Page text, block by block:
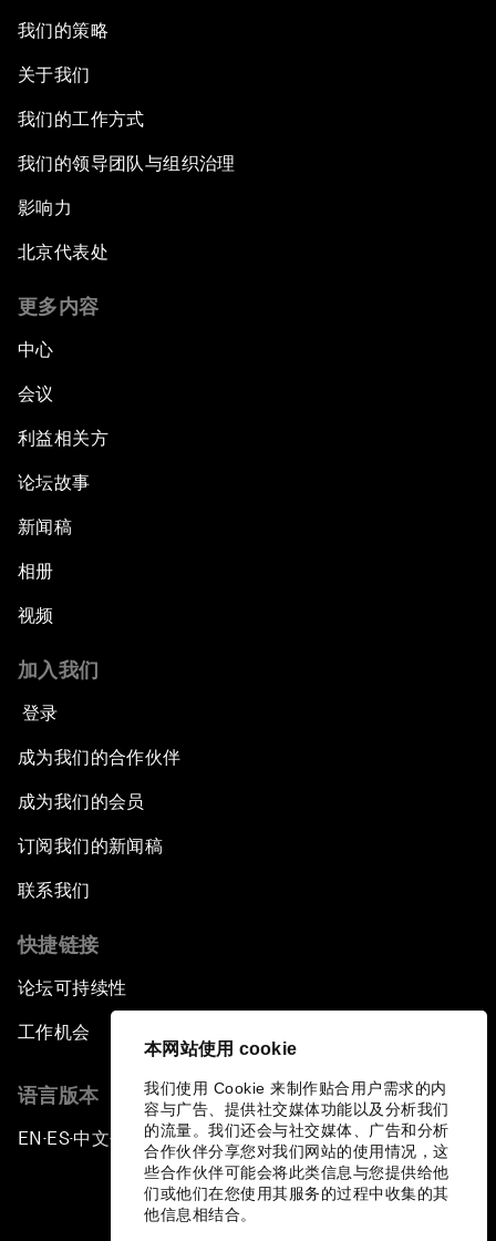
本网站使用 cookie
我们使用 Cookie 来制作贴合用户需求的内
容与广告、提供社交媒体功能以及分析我们
的流量。我们还会与社交媒体、广告和分析
合作伙伴分享您对我们网站的使用情况，这
些合作伙伴可能会将此类信息与您提供给他
们或他们在您使用其服务的过程中收集的其
他信息相结合。
我们的策略
关于我们
我们的工作方式
我们的领导团队与组织治理
影响力
北京代表处
更多内容
中心
会议
利益相关方
论坛故事
新闻稿
相册
视频
加入我们
登录
成为我们的合作伙伴
成为我们的会员
订阅我们的新闻稿
联系我们
快捷链接
论坛可持续性
工作机会
语言版本
EN ▪ES▪中文▪ 日本語